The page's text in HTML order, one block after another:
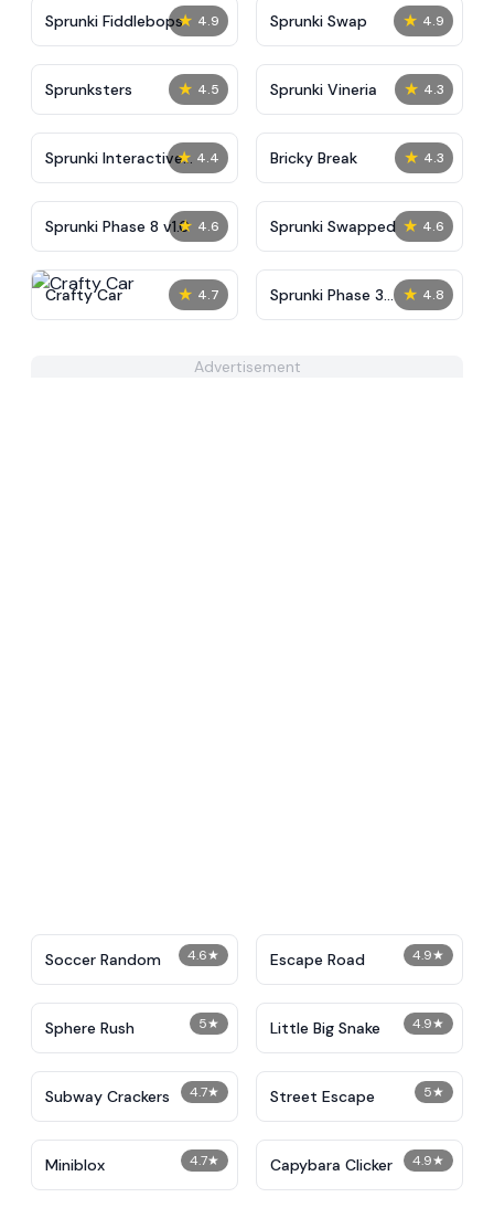
★ 4.9
Sprunki Fiddlebops ★ 4.9
Sprunki Swap
★ 4.5
Sprunksters ★ 4.3
Sprunki Vineria
★ 4.4
Sprunki Interactive
Tunner
★ 4.3
Bricky Break
★ 4.6
Sprunki Phase 8 v1.0 ★ 4.6
Sprunki Swapped
★ 4.7
Crafty Car ★ 4.8
Sprunki Phase 3
Remastered 3.5
Advertisement
4.6★
Soccer Random 4.9★
Escape Road
5★
Sphere Rush 4.9★
Little Big Snake
4.7★
Subway Crackers 5★
Street Escape
4.7★
Miniblox 4.9★
Capybara Clicker